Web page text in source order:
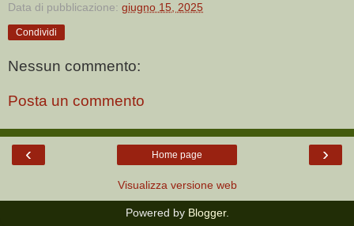
Data di pubblicazione: giugno 15, 2025
Condividi
Nessun commento:
Posta un commento
‹ ›
Home page
Visualizza versione web
Powered by Blogger.